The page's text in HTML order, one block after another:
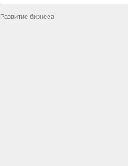
Развитие бизнеса